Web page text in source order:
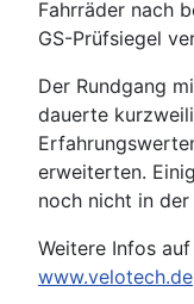
Fahrräder nach
GS-Prüfsiegel
Der Rundgang
dauerte
erweiterten.
noch nicht in der
Weitere Infos
www.velotech.de